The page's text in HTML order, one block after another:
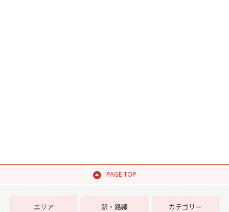
PAGE TOP
エリア
駅・路線
カテゴリー